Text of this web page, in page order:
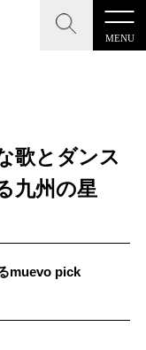
MENU
CLOSE
CLOSE
ディア
歌とダンス
九州の星
muevo pick